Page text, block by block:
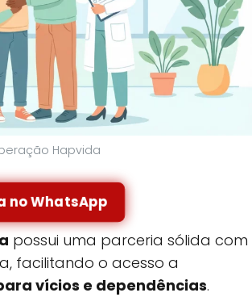
Hapvida
no WhatsApp
possui uma parceria sólida com
facilitando o acesso a
vícios e dependências.